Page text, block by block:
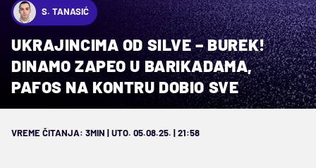
S. TANASIĆ
UKRAJINCIMA OD SILVE – BUREK!
DINAMO ZAPEO U BARIKADAMA,
PAFOS NA KONTRU DOBIO SVE
VREME ČITANJA: 3MIN | UTO. 05.08.25. | 21:58